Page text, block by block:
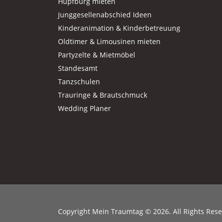
Junggesellenabschied Ideen
Kinderanimation & Kinderbetreuung
Oldtimer & Limousinen mieten
Partyzelte & Mietmöbel
Standesamt
Tanzschulen
Trauringe & Brautschmuck
Wedding Planer
Copyright Mein Traumtag © 2026. All Rights